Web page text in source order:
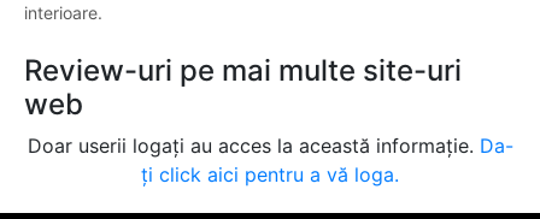
interioare.
Review-uri pe mai multe site-uri
web
Doar userii logați au acces la această informație. Da-
ți click aici pentru a vă loga.